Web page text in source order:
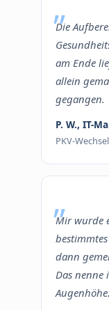
Die
am Ende
allein
gegangen.
P. W., IT-
PKV-
Mir wurde
dann
Das
Augenhöhe.